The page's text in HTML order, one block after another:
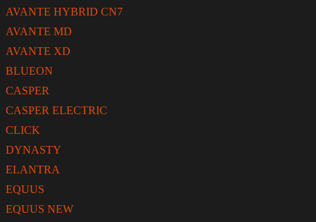
AVANTE HYBRID CN7
AVANTE MD
AVANTE XD
BLUEON
CASPER
CASPER ELECTRIC
CLICK
DYNASTY
ELANTRA
EQUUS
EQUUS NEW